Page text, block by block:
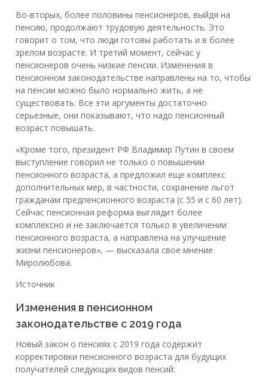
Во-вторых, более половины пенсионеров, выйдя на
пенсию, продолжают трудовую деятельность. Это
говорит о том, что люди готовы работать и в более
зрелом возрасте. И третий момент, сейчас у
пенсионеров очень низкие пенсии. Изменения в
пенсионном законодательстве направлены на то, чтобы
на пенсии можно было нормально жить, а не
существовать. Все эти аргументы достаточно
серьезные, они показывают, что надо пенсионный
возраст повышать.
«Кроме того, президент РФ Владимир Путин в своем
выступление говорил не только о повышении
пенсионного возраста, а предложил еще комплекс
дополнительных мер, в частности, сохранение льгот
гражданам предпенсионного возраста (с 55 и с 60 лет).
Сейчас пенсионная реформа выглядит более
комплексно и не заключается только в увеличении
пенсионного возраста, а направлена на улучшение
жизни пенсионеров», — высказала свое мнение
Миролюбова.
Источник
Изменения в пенсионном
законодательстве с 2019 года
Новый закон о пенсиях с 2019 года содержит
корректировки пенсионного возраста для будущих
получателей следующих видов пенсий: